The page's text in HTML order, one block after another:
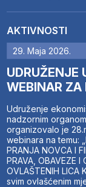
AKTIVNOSTI
29. Maja 2026.
UDRUŽENJE
WEBINAR
Udruženje
nadzornim organom
organizovalo je
webinara na temu:
PRANJA NOVCA I
PRAVA, OBAVEZE
OVLAŠTENIH LICA
svim ovlašćenim